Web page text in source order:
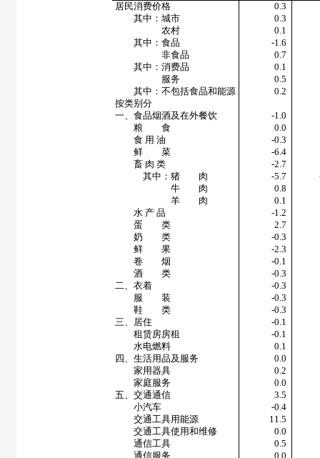
居民消费价格
0.3
其中：城市
0.3
农村
0.1
其中：食品
-1.6
非食品
0.7
其中：消费品
0.1
服务
0.5
其中：不包括食品和能源
0.2
按类别分
一、食品烟酒及在外餐饮
-1.0
粮 食
0.0
食 用 油
-0.3
鲜 菜
-6.4
畜 肉 类
-2.7
其中：猪 肉
-5.7
牛 肉
0.8
羊 肉
0.1
水 产 品
-1.2
蛋 类
2.7
奶 类
-0.3
鲜 果
-2.3
卷 烟
-0.1
酒 类
-0.3
二、衣着
-0.3
服 装
-0.3
鞋 类
-0.3
三、居住
-0.1
租赁房房租
-0.1
水电燃料
0.1
四、生活用品及服务
0.0
家用器具
0.2
家庭服务
0.0
五、交通通信
3.5
小汽车
-0.4
交通工具用能源
11.5
交通工具使用和维修
0.0
通信工具
0.5
通信服务
0.0